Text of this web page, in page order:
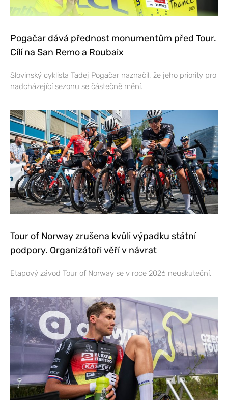
Pogačar dává přednost monumentům před Tour.
Cílí na San Remo a Roubaix
Slovinský cyklista Tadej Pogačar naznačil, že jeho priority pro
nadcházející sezonu se částečně mění.
Tour of Norway zrušena kvůli výpadku státní
podpory. Organizátoři věří v návrat
Etapový závod Tour of Norway se v roce 2026 neuskuteční.